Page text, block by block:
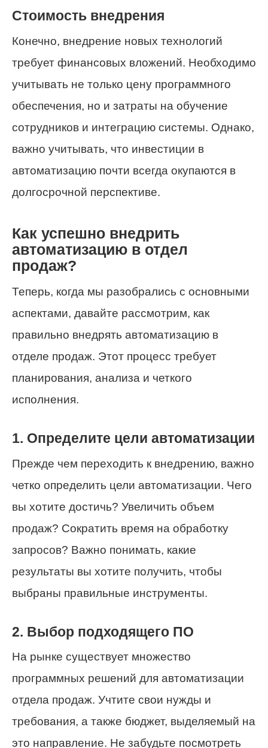
Стоимость внедрения
Конечно, внедрение новых технологий
требует финансовых вложений. Необходимо
учитывать не только цену программного
обеспечения, но и затраты на обучение
сотрудников и интеграцию системы. Однако,
важно учитывать, что инвестиции в
автоматизацию почти всегда окупаются в
долгосрочной перспективе.
Как успешно внедрить
автоматизацию в отдел
продаж?
Теперь, когда мы разобрались с основными
аспектами, давайте рассмотрим, как
правильно внедрять автоматизацию в
отделе продаж. Этот процесс требует
планирования, анализа и четкого
исполнения.
1. Определите цели автоматизации
Прежде чем переходить к внедрению, важно
четко определить цели автоматизации. Чего
вы хотите достичь? Увеличить объем
продаж? Сократить время на обработку
запросов? Важно понимать, какие
результаты вы хотите получить, чтобы
выбраны правильные инструменты.
2. Выбор подходящего ПО
На рынке существует множество
программных решений для автоматизации
отдела продаж. Учтите свои нужды и
требования, а также бюджет, выделяемый на
это направление. Не забудьте посмотреть